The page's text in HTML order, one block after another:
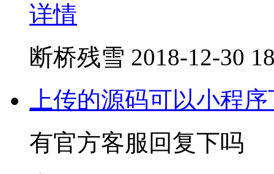
详情
断桥残雪 2018-12-30
上传的源码可以小程
有官方客服回复下吗